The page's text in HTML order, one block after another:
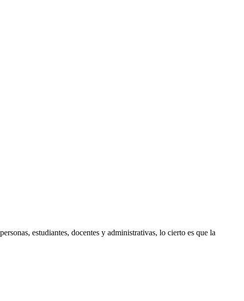
estudiantes, docentes y administrativas, lo cierto es que la